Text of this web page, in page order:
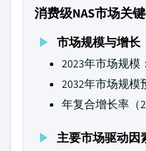
消费级NAS市场关
市场规模与增长
2023年市场规模
2032年市场规模
年复合增长率（
主要市场驱动因